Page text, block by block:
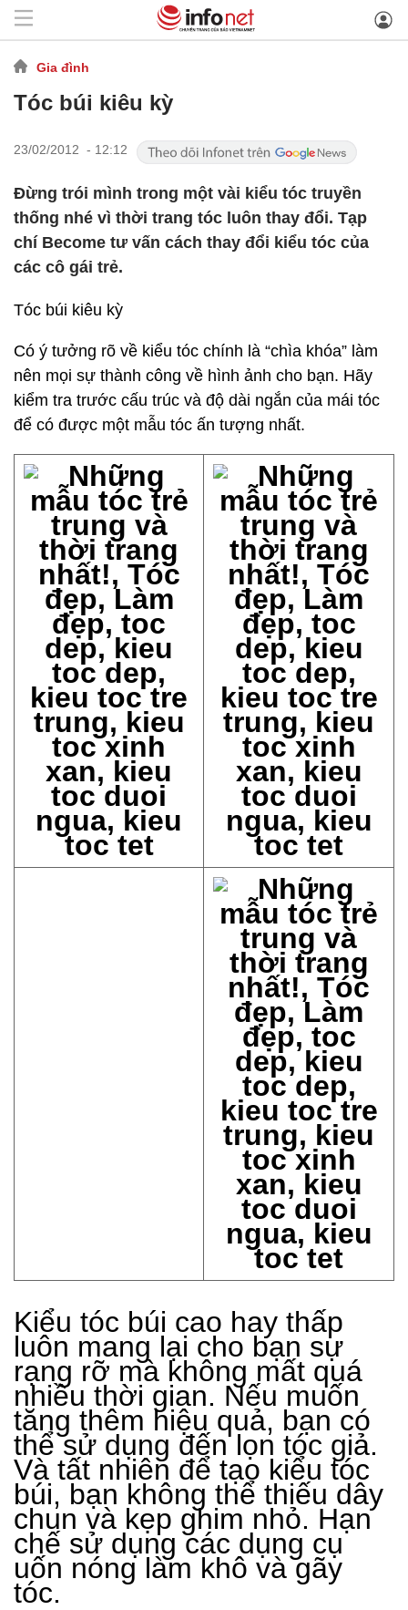
Gia đình
Tóc búi kiêu kỳ
23/02/2012 - 12:12
Đừng trói mình trong một vài kiểu tóc truyền
thống nhé vì thời trang tóc luôn thay đổi. Tạp
chí Become tư vấn cách thay đổi kiểu tóc của
các cô gái trẻ.
Tóc búi kiêu kỳ
Có ý tưởng rõ về kiểu tóc chính là “chìa khóa” làm
nên mọi sự thành công về hình ảnh cho bạn. Hãy
kiểm tra trước cấu trúc và độ dài ngắn của mái tóc
để có được một mẫu tóc ấn tượng nhất.
Kiểu tóc búi cao hay thấp
luôn mang lại cho bạn sự
rạng rỡ mà không mất quá
nhiều thời gian. Nếu muốn
tăng thêm hiệu quả, bạn có
thể sử dụng đến lọn tóc giả.
Và tất nhiên để tạo kiểu tóc
búi, bạn không thể thiếu dây
chun và kẹp ghim nhỏ. Hạn
chế sử dụng các dụng cụ
uốn nóng làm khô và gãy
tóc.